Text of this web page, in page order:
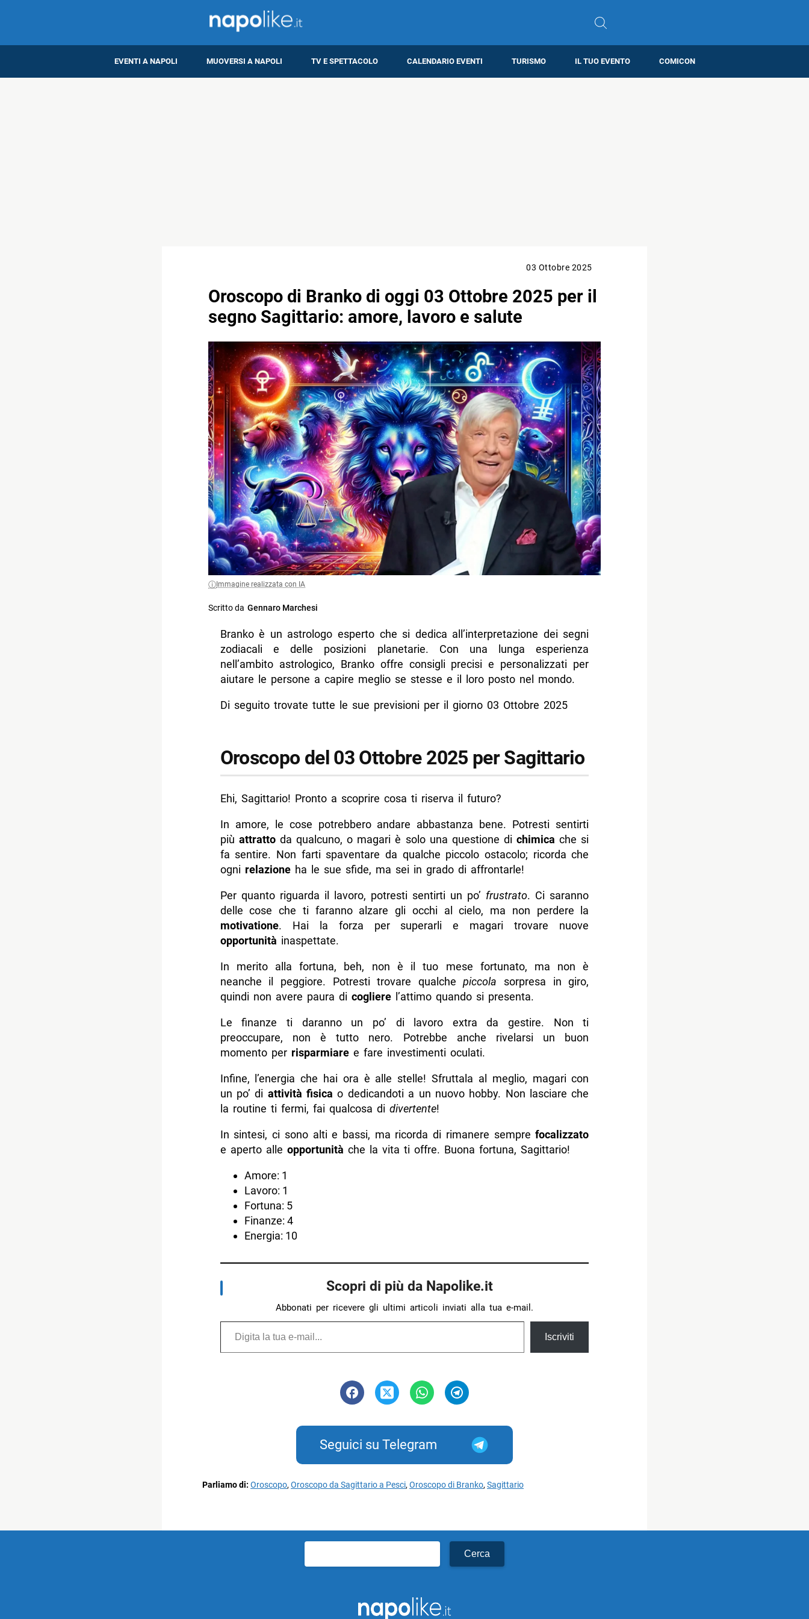
EVENTI A NAPOLI MUOVERSI A NAPOLI TV E SPETTACOLO CALENDARIO EVENTI TURISMO IL TUO EVENTO COMICON
03 Ottobre 2025
Oroscopo di Branko di oggi 03 Ottobre 2025 per il
segno Sagittario: amore, lavoro e salute
Immagine realizzata con IA
Scritto da Gennaro Marchesi
Branko è un astrologo esperto che si dedica all’interpretazione dei segni
zodiacali e delle posizioni planetarie. Con una lunga esperienza
nell’ambito astrologico, Branko offre consigli precisi e personalizzati per
aiutare le persone a capire meglio se stesse e il loro posto nel mondo.
Di seguito trovate tutte le sue previsioni per il giorno 03 Ottobre 2025
Oroscopo del 03 Ottobre 2025 per Sagittario
Ehi, Sagittario! Pronto a scoprire cosa ti riserva il futuro?
In amore, le cose potrebbero andare abbastanza bene. Potresti sentirti
più attrattoda qualcuno, o magari è solo una questione dichimica che si
fa sentire. Non farti spaventare da qualche piccolo ostacolo; ricorda che
ogni relazioneha le sue sfide, ma sei in grado di affrontarle!
Per quanto riguarda il lavoro, potresti sentirti un po’ frustrato. Ci saranno
delle cose che ti faranno alzare gli occhi al cielo, ma non perdere la
motivatione. Hai la forza per superarli e magari trovare nuove
opportunità inaspettate.
In merito alla fortuna, beh, non è il tuo mese fortunato, ma non è
neanche il peggiore. Potresti trovare qualchepiccola sorpresa in giro,
quindi non avere paura di coglierel’attimo quando si presenta.
Le finanze ti daranno un po’ di lavoro extra da gestire. Non ti
preoccupare, non è tutto nero. Potrebbe anche rivelarsi un buon
momento per risparmiaree fare investimenti oculati.
Infine, l’energia che hai ora è alle stelle! Sfruttala al meglio, magari con
un po’ di attività fisica o dedicandoti a un nuovo hobby. Non lasciare che
la routine ti fermi, fai qualcosa di divertente!
In sintesi, ci sono alti e bassi, ma ricorda di rimanere semprefocalizzato
e aperto alle opportunità che la vita ti offre. Buona fortuna, Sagittario!
Amore: 1
Lavoro: 1
Fortuna: 5
Finanze: 4
Energia: 10
Scopri di più da Napolike.it
Abbonati per ricevere gli ultimi articoli inviati alla tua e-mail.
Digita la tua e-mail...
Iscriviti
Seguici su Telegram
Parliamo di: Oroscopo,Oroscopo da Sagittario a Pesci,Oroscopo di Branko,Sagittario
per: